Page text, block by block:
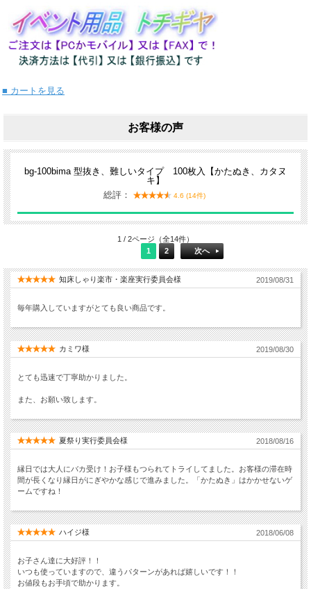
■ カートを見る
お客様の声
bg-100bima 型抜き、難しいタイプ 100枚入【かたぬき、カタヌ
キ】
総評：
4.6 (14件)
1 / 2ページ（全14件）
1
2 次へ
知床しゃり楽市・楽座実行委員会様 2019/08/31
毎年購入していますがとても良い商品です。
カミワ様 2019/08/30
とても迅速で丁寧助かりました。
また、お願い致します。
夏祭り実行委員会様 2018/08/16
縁日では大人にバカ受け！お子様もつられてトライしてました。お客様の滞在時
間が長くなり縁日がにぎやかな感じで進みました。「かたぬき」はかかせないゲ
ームですね！
ハイジ様 2018/06/08
お子さん達に大好評！！
いつも使っていますので、違うパターンがあれば嬉しいです！！
お値段もお手頃で助かります。